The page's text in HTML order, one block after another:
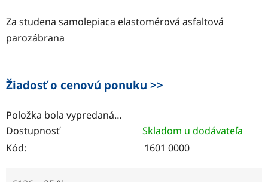
Za studena samolepiaca elastomérová asfaltová
parozábrana
Žiadosť o cenovú ponuku >>
Položka bola vypredaná…
Dostupnosť
Skladom u dodávateľa
Kód:
1601 0000